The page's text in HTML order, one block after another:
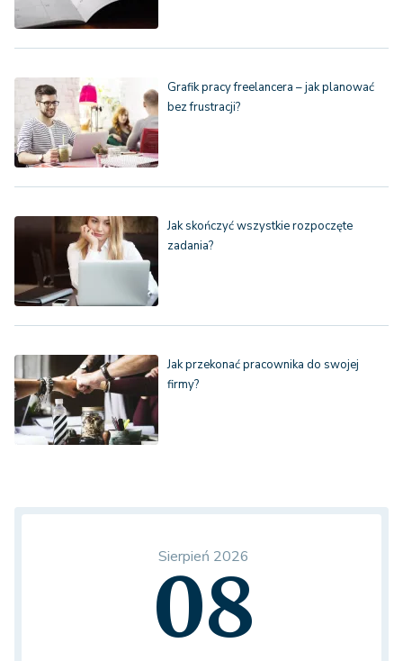
Grafik pracy freelancera – jak planować
bez frustracji?
Jak skończyć wszystkie rozpoczęte
zadania?
Jak przekonać pracownika do swojej
firmy?
Sierpień 2026
08